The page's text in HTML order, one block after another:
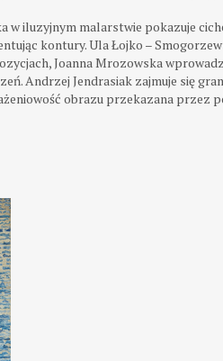
w iluzyjnym malarstwie pokazuje
kontury. Ula Łojko –
Joanna Mrozowska
Andrzej Jendrasiak zajmuje się
obrazu przekazana przez